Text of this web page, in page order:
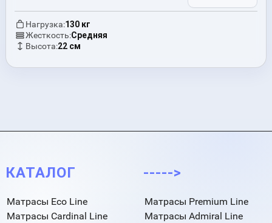
Нагрузка:130 кг
Жесткость:Средняя
Высота:22 см
КАТАЛОГ
Матрасы Eco Line
Матрасы Cardinal Line
----->
Матрасы Premium Line
Матрасы Admiral Line